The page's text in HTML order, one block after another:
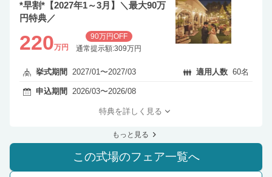
*早割*【2027年1～3月】＼最大90万
円特典／
220万円
90万円OFF
通常提示額:309万円
挙式期間 2027/01〜2027/03 適用人数 60名
申込期間 2026/03〜2026/08
特典を詳しく見る
もっと見る
この式場のフェア一覧へ